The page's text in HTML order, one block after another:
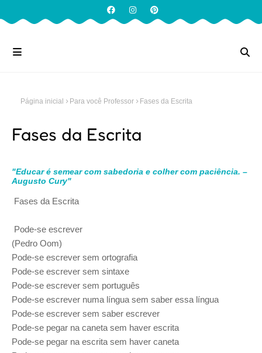
Página inicial Para você Professor Fases da Escrita
Fases da Escrita
"Educar é semear com sabedoria e colher com paciência. –
Augusto Cury"
Fases da Escrita
Pode-se escrever
(Pedro Oom)
Pode-se escrever sem ortografia
Pode-se escrever sem sintaxe
Pode-se escrever sem português
Pode-se escrever numa língua sem saber essa língua
Pode-se escrever sem saber escrever
Pode-se pegar na caneta sem haver escrita
Pode-se pegar na escrita sem haver caneta